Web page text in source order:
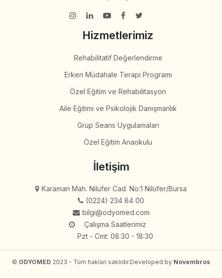
Hizmetlerimiz
Rehabilitatif Değerlendirme
Erken Müdahale Terapi Programı
Özel Eğitim ve Rehabilitasyon
Aile Eğitimi ve Psikolojik Danışmanlık
Grup Seans Uygulamaları
Özel Eğitim Anaokulu
İletişim
Karaman Mah. Nilüfer Cad. No:1 Nilüfer/Bursa
(0224) 234 84 00
bilgi@odyomed.com
Çalışma Saatlerimiz
Pzt - Cmt: 08:30 - 18:30
© ODYOMED 2023 - Tüm hakları saklıdır.Developed by Novembros